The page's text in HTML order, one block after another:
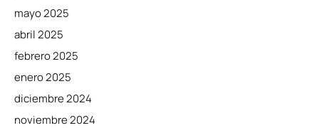
mayo 2025
abril 2025
febrero 2025
enero 2025
diciembre 2024
noviembre 2024